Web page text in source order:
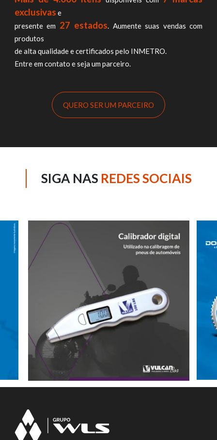
exclusivas e
presente em 27 estados . Aumente suas vendas com
produtos
de alta qualidade e certificados pelo INMETRO.
Entre em contato e seja um parceiro.
QUERO SER UM PARCEIRO
SIGA NAS REDES SOCIAIS